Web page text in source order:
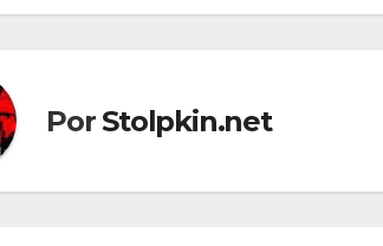
Por Stolpkin.net